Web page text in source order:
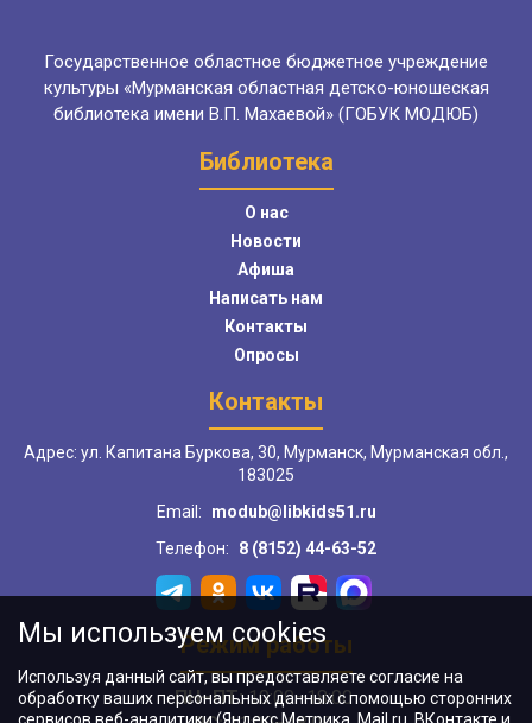
Государственное областное бюджетное учреждение
культуры «Мурманская областная детско-юношеская
библиотека имени В.П. Махаевой» (ГОБУК МОДЮБ)
Библиотека
О нас
Новости
Афиша
Написать нам
Контакты
Опросы
Контакты
Адрес: ул. Капитана Буркова, 30, Мурманск, Мурманская обл.,
183025
Email:
modub@libkids51.ru
Телефон:
8 (8152) 44-63-52
Режим работы
ПН–ПТ:10:00–18:00
Мы используем cookies
Используя данный сайт, вы предоставляете согласие на
обработку ваших персональных данных с помощью сторонних